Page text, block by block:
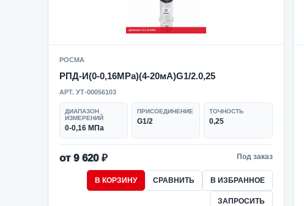
РОСМА
РПД-И(0-0,16MPa)(4-20мА)G1/2.0,25
АРТ. УТ-00056103
ДИАПАЗОН
ИЗМЕРЕНИЙ
0-0,16 МПа
ПРИСОЕДИНЕНИЕ
G1/2
ТОЧНОСТЬ
0,25
от 9 620 ₽ Под заказ
В КОРЗИНУ СРАВНИТЬ В ИЗБРАННОЕ
ЗАПРОСИТЬ